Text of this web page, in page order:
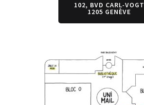
102, BVD CARL-VOGT
1205 GENÈVE